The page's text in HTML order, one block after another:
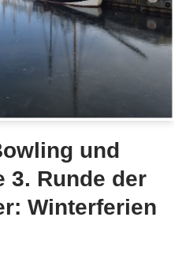
und
3. Runde der
Winterferien